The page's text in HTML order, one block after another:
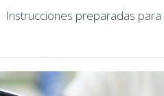
Instrucciones preparadas